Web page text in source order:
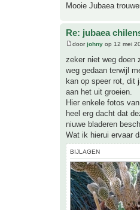
Mooie Jubaea
Re: jubaea
doorjohny op 12 mei
zeker niet weg doen
weg gedaan terwijl
kan op speer rot, dit
aan het uit groeien.
Hier enkele fotos
heel erg dacht dat
niuwe bladeren
Wat ik hierui ervaar
BIJLAGEN